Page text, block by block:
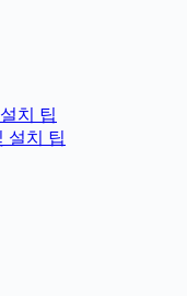
치 팁
설치 팁